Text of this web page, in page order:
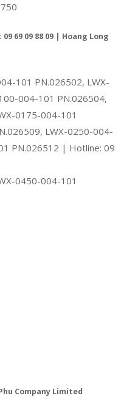
69 09 88 09 | Hoang Long
101 PN.026502, LWX-
004-101 PN.026504,
0175-004-101
LWX-0250-004-
PN.026512 | Hotline: 09
0450-004-101
Company Limited